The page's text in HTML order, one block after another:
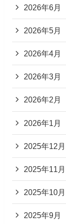
2026年6月
2026年5月
2026年4月
2026年3月
2026年2月
2026年1月
2025年12月
2025年11月
2025年10月
2025年9月